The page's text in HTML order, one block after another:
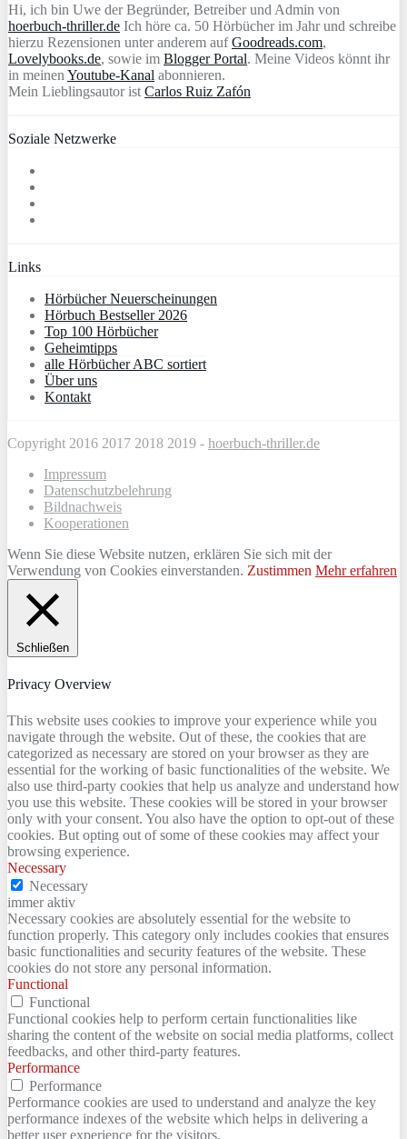
Hi, ich bin Uwe der Begründer, Betreiber und Admin von
hoerbuch-thriller.de Ich höre ca. 50 Hörbücher im Jahr und schreibe
hierzu Rezensionen unter anderem aufGoodreads.com,
Lovelybooks.de, sowie im Blogger Portal. Meine Videos könnt ihr
in meinen Youtube-Kanal abonnieren.
Mein Lieblingsautor ist Carlos Ruiz Zafón
Soziale Netzwerke
Links
Hörbücher Neuerscheinungen
Hörbuch Bestseller 2026
Top 100 Hörbücher
Geheimtipps
alle Hörbücher ABC sortiert
Über uns
Kontakt
Copyright 2016 2017 2018 2019 - hoerbuch-thriller.de
Impressum
Datenschutzbelehrung
Bildnachweis
Kooperationen
Wenn Sie diese Website nutzen, erklären Sie sich mit der
Verwendung von Cookies einverstanden. Zustimmen Mehr erfahren
Schließen
Privacy Overview
This website uses cookies to improve your experience while you
navigate through the website. Out of these, the cookies that are
categorized as necessary are stored on your browser as they are
essential for the working of basic functionalities of the website. We
also use third-party cookies that help us analyze and understand how
you use this website. These cookies will be stored in your browser
only with your consent. You also have the option to opt-out of these
cookies. But opting out of some of these cookies may affect your
browsing experience.
Necessary
Necessary
immer aktiv
Necessary cookies are absolutely essential for the website to
function properly. This category only includes cookies that ensures
basic functionalities and security features of the website. These
cookies do not store any personal information.
Functional
Functional
Functional cookies help to perform certain functionalities like
sharing the content of the website on social media platforms, collect
feedbacks, and other third-party features.
Performance
Performance
Performance cookies are used to understand and analyze the key
performance indexes of the website which helps in delivering a
better user experience for the visitors.